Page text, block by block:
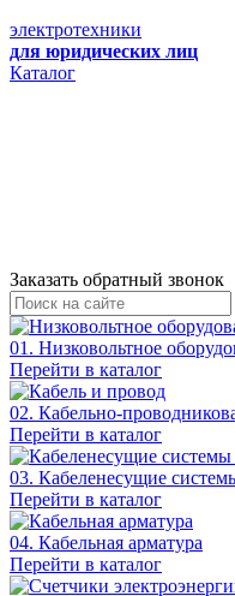
электротехники
для юридических лиц
Каталог
Заказать обратный звонок
01. Низковольтное
Перейти в каталог
02. Кабельно-
Перейти в каталог
03. Кабеленесущие
Перейти в каталог
04. Кабельная арматура
Перейти в каталог